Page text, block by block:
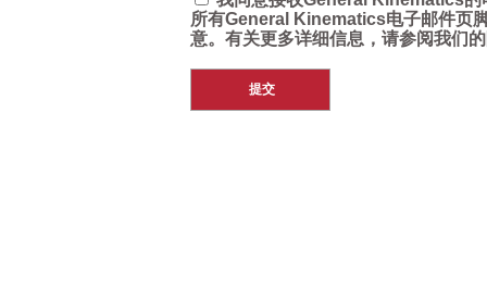
所有General Kinematics电子邮件页
意。有关更多详细信息，请参阅我们